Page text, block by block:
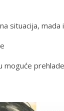
situacija, mada
moguće